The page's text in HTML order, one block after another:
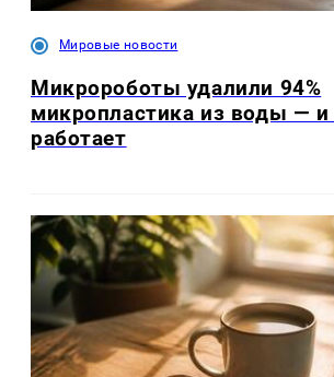
Мировые новости
Микророботы удалили 94%
микропластика из воды — и
работает